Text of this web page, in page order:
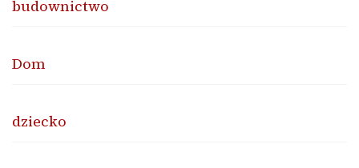
budownictwo
Dom
dziecko